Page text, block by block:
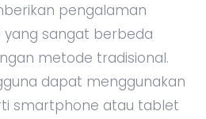
pengalaman
sangat berbeda
metode tradisional.
dapat menggunakan
smartphone atau tablet